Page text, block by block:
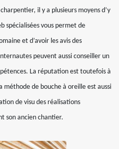
il y a plusieurs moyens d’y
spécialisées vous permet de
et d’avoir les avis des
peuvent aussi conseiller un
La réputation est toutefois à
de bouche à oreille est aussi
de visu des réalisations
son ancien chantier.